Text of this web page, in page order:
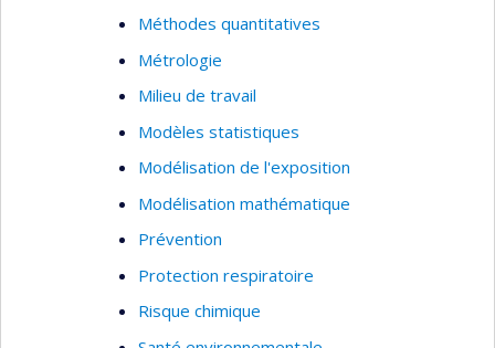
Méthodes quantitatives
Métrologie
Milieu de travail
Modèles statistiques
Modélisation de l'exposition
Modélisation mathématique
Prévention
Protection respiratoire
Risque chimique